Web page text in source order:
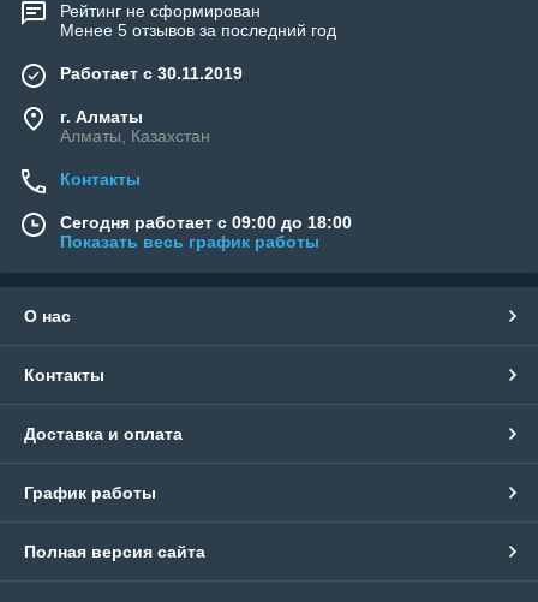
Рейтинг не сформирован
Менее 5 отзывов за последний год
Работает с 30.11.2019
г. Алматы
Алматы, Казахстан
Контакты
Сегодня работает с 09:00 до 18:00
Показать весь график работы
О нас
Контакты
Доставка и оплата
График работы
Полная версия сайта